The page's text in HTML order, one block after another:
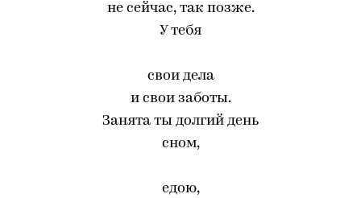
не сейчас, так позже.
У тебя
свои дела
и свои заботы.
Занята ты долгий день
сном,
едою,